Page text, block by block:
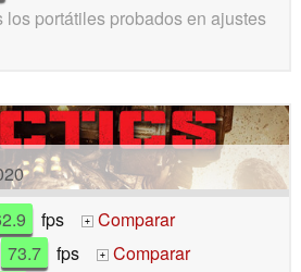
los portátiles probados en ajustes
fps +
Comparar
73.7 fps +
Comparar